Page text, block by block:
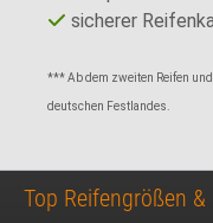
sicherer
*** Ab dem zweiten Reifen
deutschen Festlandes.
Top Reifengrößen &